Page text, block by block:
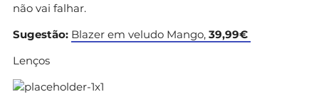
não vai falhar.
Sugestão: Blazer em veludo Mango, 39,99€
Lenços